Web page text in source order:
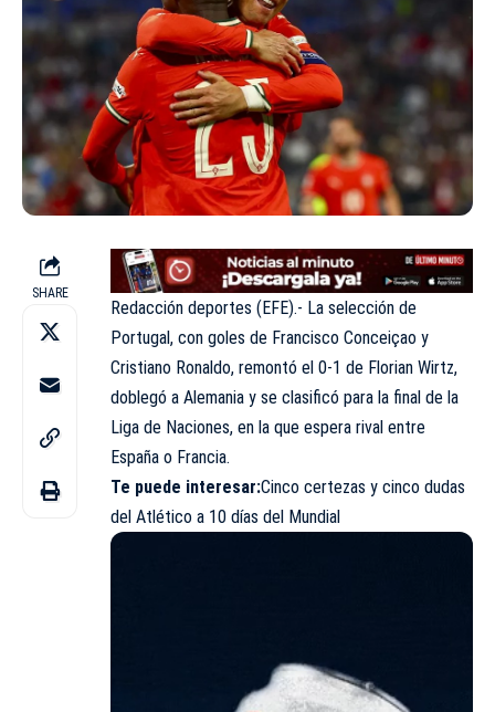
SHARE
Redacción deportes (EFE).- La selección de
Portugal, con goles de Francisco Conceiçao y
Cristiano Ronaldo, remontó el 0-1 de Florian Wirtz,
doblegó a Alemania y se clasificó para la final de la
Liga de Naciones, en la que espera rival entre
España o Francia.
Te puede interesar:Cinco certezas y cinco dudas
del Atlético a 10 días del Mundial